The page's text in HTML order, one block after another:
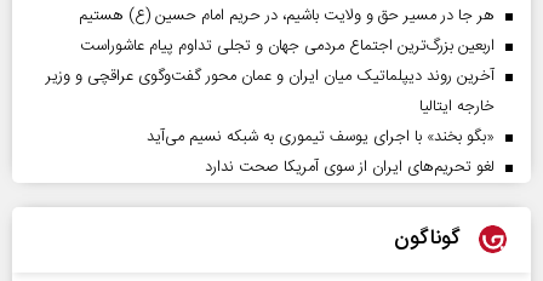
هر جا در مسیر حق و ولایت باشیم، در حریم امام حسین (ع) هستیم
اربعین بزرگ‌ترین اجتماع مردمی جهان و تجلی تداوم پیام عاشوراست
آخرین روند دیپلماتیک میان ایران و عمان محور گفت‌وگوی عراقچی و وزیر
خارجه ایتالیا
«بگو بخند» با اجرای یوسف تیموری به شبکه نسیم می‌آید
لغو تحریم‌های ایران از سوی آمریکا صحت ندارد
گوناگون